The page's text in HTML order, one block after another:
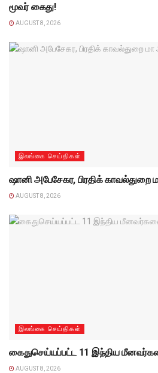
மூவர் கைது!
AUGUST 8, 2026
இலங்கை செய்திகள்
ஷானி அபேசேகர, பிரதிக் காவல்துறை
AUGUST 8, 2026
இலங்கை செய்திகள்
கைதுசெய்யப்பட்ட 11 இந்திய
AUGUST 8, 2026